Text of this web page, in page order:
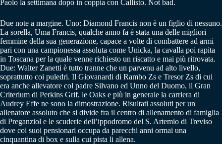
Paolo la settimana dopo in coppia con Callisto. Not bad.
Due note a margine. Uno: Diamond Francis non è un figlio di nessuno.
La sorella, Uma Francis, qualche anno fa è stata una delle migliori
femmine della sua generazione, capace a volte di combattere ad armi
pari con una campionessa assoluta come Unicka, la cavalla poi rapita
in Toscana per la quale venne richiesto un riscatto e mai più ritrovata.
Due: Walter Zanetti è tutto tranne che un parvenu ad alto livello,
soprattutto coi puledri. Il Giovanardi di Rambo Zs e Tresor Zs di cui
era anche allevatore col padre Silvano ed Unno del Duomo, il Gran
Criterium di Perkins Grif, le Oaks e più in generale la carriera di
Audrey Effe ne sono la dimostrazione. Risultati assoluti per un
allenatore assoluto che si divide fra il centro di allenamento di famiglia
di Preganziol e le scuderie dell’ippodromo del S. Artemio di Treviso
dove coi suoi pensionari occupa da parecchi anni ormai una
cinquantina di box e sulla cui pista li allena.